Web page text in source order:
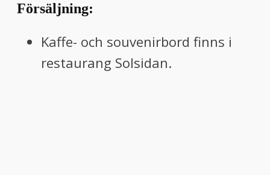
Försäljning:
Kaffe- och souvenirbord finns i
restaurang Solsidan.